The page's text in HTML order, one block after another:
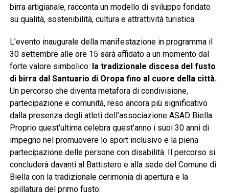
birra artigianale, racconta un modello di sviluppo fondato
su qualità, sostenibilità, cultura e attrattività turistica.
L’evento inaugurale della manifestazione in programma il
30 settembre alle ore 15 sarà affidato a un momento dal
forte valore simbolico: la tradizionale discesa del fusto
di birra dal Santuario di Oropa fino al cuore della città.
Un percorso che diventa metafora di condivisione,
partecipazione e comunità, reso ancora più significativo
dalla presenza degli atleti dell’associazione ASAD Biella.
Proprio quest’ultima celebra quest’anno i suoi 30 anni di
impegno nel promuovere lo sport inclusivo e la piena
partecipazione delle persone con disabilità. Il percorso si
concluderà davanti al Battistero e alla sede del Comune di
Biella con la tradizionale cerimonia di apertura e la
spillatura del primo fusto.